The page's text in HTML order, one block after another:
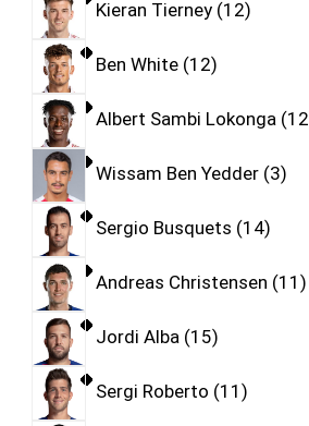
Kieran Tierney 12
Ben White 12
Albert Sambi Lokonga 12
Wissam Ben Yedder 3
Sergio Busquets 14
Andreas Christensen 11
Jordi Alba 15
Sergi Roberto 11